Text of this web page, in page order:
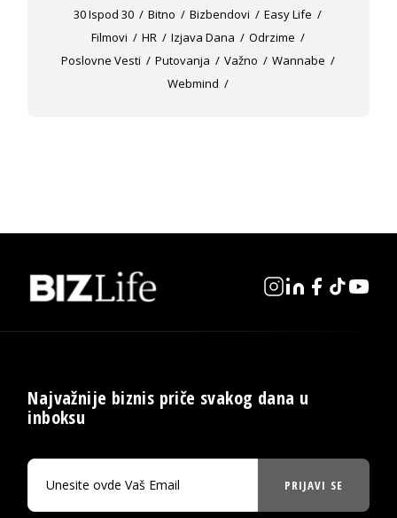
30 Ispod 30 Bitno Bizbendovi
Easy Life
Filmovi
HR Izjava Dana
Odrzime
Poslovne Vesti
Putovanja Važno
Wannabe
Webmind
Najvažnije biznis priče svakog dana u
inboksu
PRIJAVI SE